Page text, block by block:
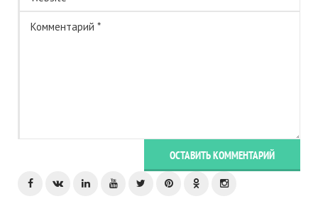
ОСТАВИТЬ КОММЕНТАРИЙ